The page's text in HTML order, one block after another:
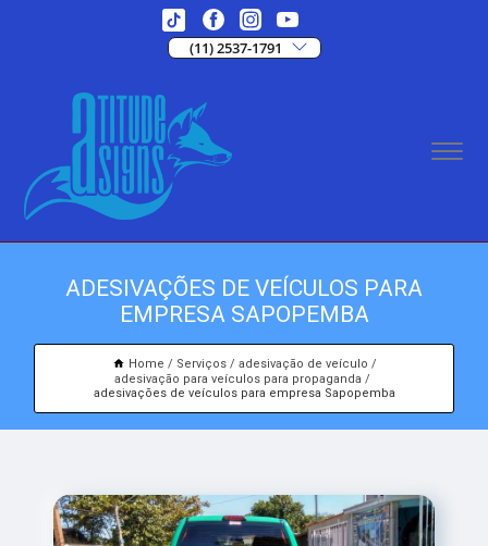
(11) 2537-1791
ADESIVAÇÕES DE VEÍCULOS PARA
EMPRESA SAPOPEMBA
Home Serviços
adesivação de veículo
adesivação para veículos para propaganda
adesivações de veículos para empresa Sapopemba